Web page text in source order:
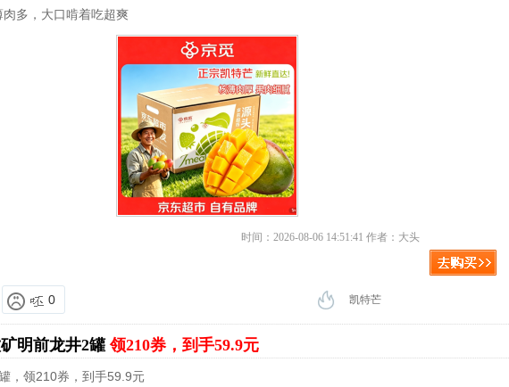
多，大口啃着吃超爽
时间：2026-08-06 14:51:41 作者：大头
0 凯特芒
明前龙井2罐领210券，到手59.9元
，领210券，到手59.9元